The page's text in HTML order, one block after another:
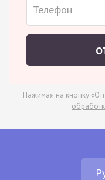
Нажимая на кнопку